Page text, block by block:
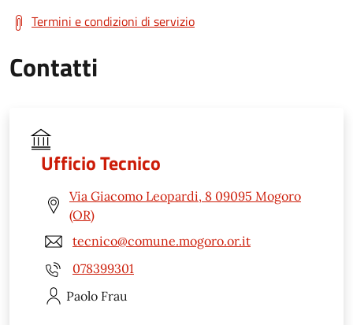
Termini e condizioni di servizio
Contatti
Ufficio Tecnico
Via Giacomo Leopardi, 8 09095 Mogoro
(OR)
tecnico@comune.mogoro.or.it
078399301
Paolo Frau